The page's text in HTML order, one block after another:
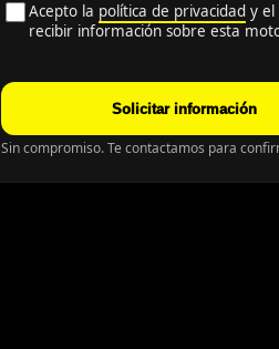
Acepto la política de privacidady el
recibir información sobre esta
Solicitar información
Sin compromiso. Te contactamos para